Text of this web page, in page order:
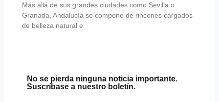
Más allá de sus grandes ciudades como Sevilla o
Granada, Andalucía se compone de rincones cargados
de belleza natural e
No se pierda ninguna noticia importante.
Suscríbase a nuestro boletín.